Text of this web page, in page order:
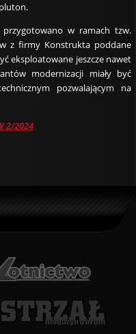
w ramach tzw.
z firmy Konstrukta poddane
eksploatowane jeszcze nawet
modernizacji miały być
pozwalającym na
2/2024